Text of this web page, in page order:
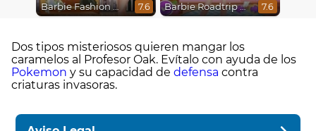
Barbie Fashion Week Model 7.6 Barbie Roadtrip Adventure 7.6
Dos tipos misteriosos quieren mangar los
caramelos al Profesor Oak. Evítalo con ayuda de los
Pokemon y su capacidad de defensa contra
criaturas invasoras.